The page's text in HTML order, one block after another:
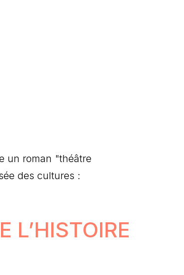
un roman "théâtre
des cultures :
L’HISTOIRE